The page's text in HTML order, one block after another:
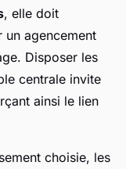
, elle doit
agencement
Disposer les
centrale invite
ainsi le lien
choisie, les